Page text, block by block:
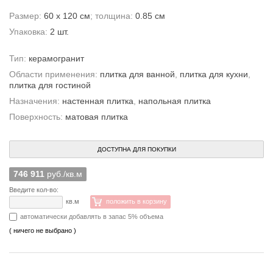
Размер: 60 x 120 см; толщина: 0.85 см
Упаковка: 2 шт.
Тип: керамогранит
Области применения: плитка для ванной плитка для кухни
плитка для гостиной
Назначения: настенная плитка
напольная плитка
Поверхность: матовая плитка
ДОСТУПНА ДЛЯ ПОКУПКИ
746 911 руб./кв.м
Введите кол-во:
кв.м
положить в корзину
автоматически добавлять в запас 5% объема
( ничего не выбрано )